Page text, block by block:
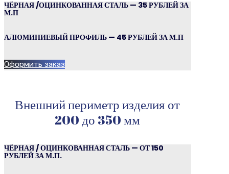
ЧЁРНАЯ /ОЦИНКОВАННАЯ СТАЛЬ — 35 РУБЛЕЙ ЗА
М.П
АЛЮМИНИЕВЫЙ ПРОФИЛЬ — 45 РУБЛЕЙ ЗА М.П
Оформить заказ
Внешний периметр изделия от
200 до 350 мм
ЧЁРНАЯ / ОЦИНКОВАННАЯ СТАЛЬ — ОТ 150
РУБЛЕЙ ЗА М.П.